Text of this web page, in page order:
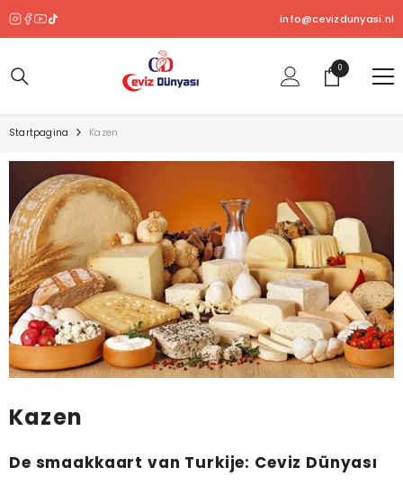
info@cevizdunyasi.nl
00
product
Startpagina Kazen
Kazen
De smaakkaart van Turkije: Ceviz Dünyası